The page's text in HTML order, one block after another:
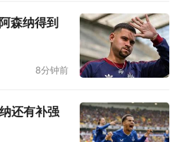
了最佳射手。但是要知
我高两个年龄段的锦标
都是1976、77年龄段
青训想法
森纳得到
8分钟前
还有补强